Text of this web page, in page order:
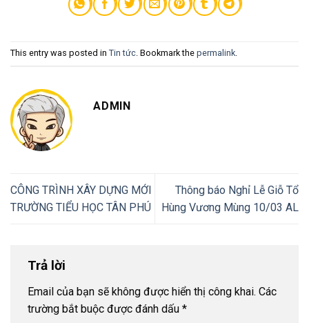
This entry was posted in Tin tức. Bookmark the permalink.
ADMIN
CÔNG TRÌNH XÂY DỰNG MỚI
TRƯỜNG TIỂU HỌC TÂN PHÚ
Thông báo Nghỉ Lễ Giỗ Tổ
Hùng Vương Mùng 10/03 AL
Trả lời
Email của bạn sẽ không được hiển thị công khai. Các
trường bắt buộc được đánh dấu *